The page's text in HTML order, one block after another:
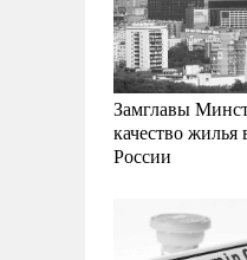
Замглавы
качество
России